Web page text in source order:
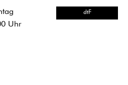
Uhr
dtF